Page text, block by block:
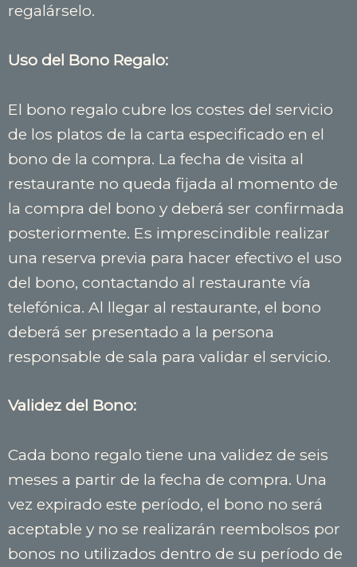
regalárselo.
Uso del Bono Regalo:
El bono regalo cubre los costes del servicio
de los platos de la carta especificado en el
bono de la compra. La fecha de visita al
restaurante no queda fijada al momento de
la compra del bono y deberá ser confirmada
posteriormente. Es imprescindible realizar
una reserva previa para hacer efectivo el uso
del bono, contactando al restaurante vía
telefónica. Al llegar al restaurante, el bono
deberá ser presentado a la persona
responsable de sala para validar el servicio.
Validez del Bono:
Cada bono regalo tiene una validez de seis
meses a partir de la fecha de compra. Una
vez expirado este período, el bono no será
aceptable y no se realizarán reembolsos por
bonos no utilizados dentro de su período de